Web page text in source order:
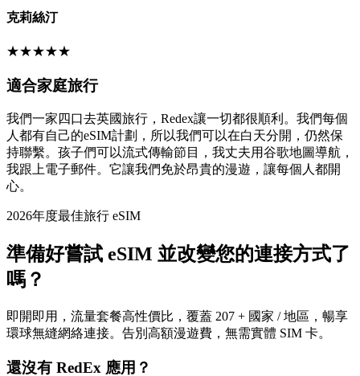
克莉絲汀
★★★★★
適合家庭旅行
我們一家四口去英國旅行，Redex讓一切都很順利。我們每個
人都有自己的eSIM計劃，所以我們可以在白天分開，仍然保
持聯繫。孩子們可以流式傳輸節目，我丈夫用谷歌地圖導航，
我跟上電子郵件。它讓我們免於昂貴的漫遊，讓每個人都開
心。
2026年度最佳旅行 eSIM
準備好嘗試 eSIM 並改變您的連接方式了
嗎？
即開即用，流量套餐高性價比，覆蓋 207 + 國家 / 地區，暢享
環球無縫網絡連接。告別高額漫遊費，無需實體 SIM 卡。
還沒有 RedEx 應用？